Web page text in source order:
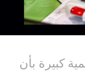
كبيرة بأن